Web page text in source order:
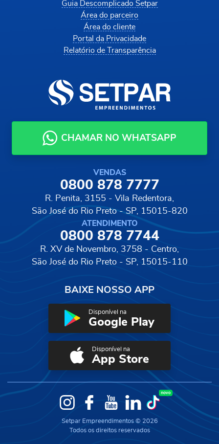
Guia Descomplicado Setpar
Área do parceiro
Área do cliente
Portal da Privacidade
Relatório de Transparência
CHAMAR NO WHATSAPP
VENDAS
0800 878 7777
R. Penita, 3155 - Vila Redentora,
São José do Rio Preto - SP, 15015-820
ATENDIMENTO
0800 878 7744
R. XV de Novembro, 3758 - Centro,
São José do Rio Preto - SP, 15015-110
BAIXE NOSSO APP
Disponível na
Google Play
Disponível na
App Store
InstagramFacebookYouTubeLinkedIn
novo
TikTok
Setpar Empreendimentos © 2026
Todos os direitos reservados